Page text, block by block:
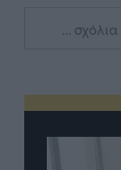
... σχόλια